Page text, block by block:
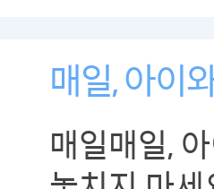
매일, 아이
매일매일,